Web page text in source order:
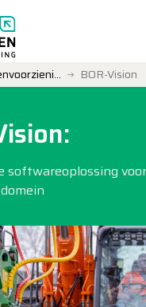
BOR-Vision
softwareoplossing